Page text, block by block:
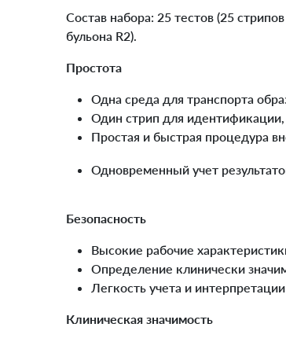
Состав набора: 25 тестов (25
бульона R2).
Простота
Одна среда для транспорта
Один стрип для идентификации,
Простая и быстрая процедура
Одновременный учет
Безопасность
Высокие рабочие
Определение клинически
Легкость учета и интерпретации
Клиническая значимость